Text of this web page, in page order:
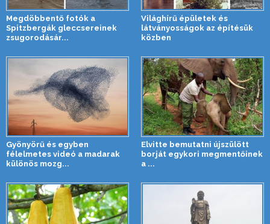
Megdöbbentő fotók a
Spitzbergák gleccsereinek
zsugorodásár...
Világhírű épületek és
látványosságok az építésük
közben
Gyönyörű és egyben
félelmetes videó a madarak
különös mozg...
Elvitte bemutatni újszülött
borját egykori megmentőinek
a ...